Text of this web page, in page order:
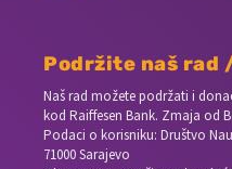
Podržite naš rad
Naš rad možete podržati i
kod Raiffesen Bank. Zmaja od
Podaci o korisniku: Društvo
71000 Sarajevo